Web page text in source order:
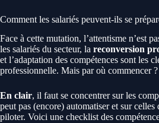
Comment les salariés peuvent-ils se
Face à cette mutation, l’attentisme n’est
les salariés du secteur, la reconversion
et l’adaptation des compétences sont les
professionnelle. Mais par où commencer ?
En clair, il faut se concentrer sur les
peut pas (encore) automatiser et sur
piloter. Voici une checklist des